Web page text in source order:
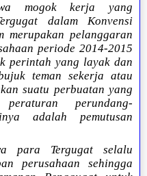
mogok kerja yang
dalam Konvensi
merupakan pelanggaran
periode 2014-2015
perintah yang layak dan
teman sekerja atau
suatu perbuatan yang
perundang-
adalah pemutusan
para Tergugat selalu
perusahaan sehingga